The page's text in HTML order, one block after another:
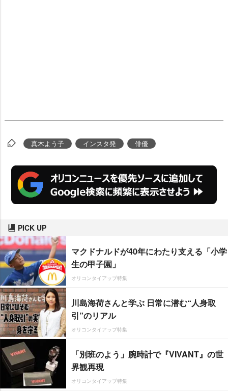
真木よう子 インスタ発 俳優
PICK UP
マクドナルドが40年にわたり支える「小学
生の甲子園」
オリコンタイアップ特集
川島海荷さんと学ぶ 日常に潜む“人身取
引”のリアル
オリコンタイアップ特集
「別班のよう」腕時計で『VIVANT』の世
界観再現
オリコンタイアップ特集